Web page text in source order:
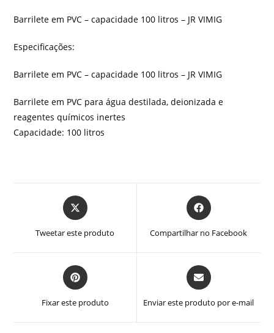
Barrilete em PVC – capacidade 100 litros – JR VIMIG
Especificações:
Barrilete em PVC – capacidade 100 litros – JR VIMIG
Barrilete em PVC para água destilada, deionizada e
reagentes químicos inertes
Capacidade: 100 litros
Abre
em
nova
Tweetar este produto
Abre
em
uma
nova
Compartilhar no Facebook
Abre
em
nova
Fixar este produto
Abre
em
uma
nova
Enviar este produto por e-mail